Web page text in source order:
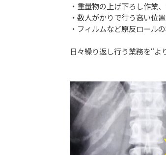
・重量物の上げ下ろし作業
・数人がかりで行う高い位
・フィルムなど原反ロール
日々繰り返し行う業務を“